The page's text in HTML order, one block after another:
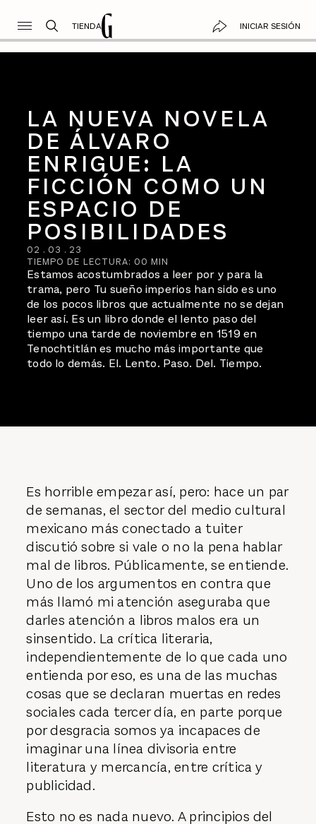
TIENDA INICIAR SESIÓN
CULTURA
LA NUEVA NOVELA
DE ÁLVARO
ENRIGUE: LA
FICCIÓN COMO UN
ESPACIO DE
POSIBILIDADES
02 . 03
23
TIEMPO DE LECTURA:00MIN
Estamos acostumbrados a leer por y para la
trama, pero Tu sueño imperios han sido es uno
de los pocos libros que actualmente no se dejan
leer así. Es un libro donde el lento paso del
tiempo una tarde de noviembre en 1519 en
Tenochtitlán es mucho más importante que
Es horrible empezar así, pero: hace un par
de semanas, el sector del medio cultural
mexicano más conectado a tuiter
discutió sobre si vale o no la pena hablar
mal de libros. Públicamente, se entiende.
Uno de los argumentos en contra que
más llamó mi atención aseguraba que
darles atención a libros malos era un
sinsentido. La crítica literaria,
independientemente de lo que cada uno
entienda por eso, es una de las muchas
cosas que se declaran muertas en redes
sociales cada tercer día, en parte porque
por desgracia somos ya incapaces de
imaginar una línea divisoria entre
literatura y mercancía, entre crítica y
publicidad.